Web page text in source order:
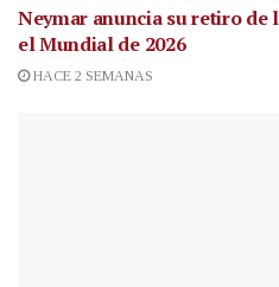
Neymar anuncia su retiro de
el Mundial de 2026
HACE 2 SEMANAS